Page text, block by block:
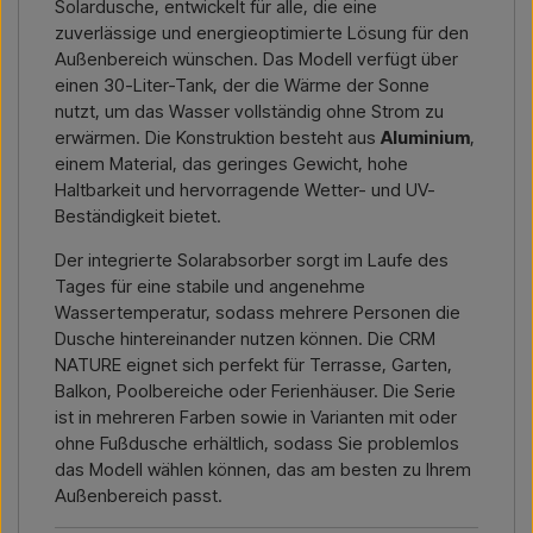
Kontakt per E-Mail → Rufen Sie uns an →
Solardusche, entwickelt für alle, die eine
zuverlässige und energieoptimierte Lösung für den
Außenbereich wünschen. Das Modell verfügt über
einen 30-Liter-Tank, der die Wärme der Sonne
nutzt, um das Wasser vollständig ohne Strom zu
erwärmen. Die Konstruktion besteht aus Aluminium,
einem Material, das geringes Gewicht, hohe
Haltbarkeit und hervorragende Wetter- und UV-
Beständigkeit bietet.
Der integrierte Solarabsorber sorgt im Laufe des
Tages für eine stabile und angenehme
Wassertemperatur, sodass mehrere Personen die
Dusche hintereinander nutzen können. Die CRM
NATURE eignet sich perfekt für Terrasse, Garten,
Balkon, Poolbereiche oder Ferienhäuser. Die Serie
ist in mehreren Farben sowie in Varianten mit oder
ohne Fußdusche erhältlich, sodass Sie problemlos
das Modell wählen können, das am besten zu Ihrem
Außenbereich passt.